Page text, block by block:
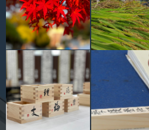
図書館
教育資料館
ESD・SDGsセンター
情報センター